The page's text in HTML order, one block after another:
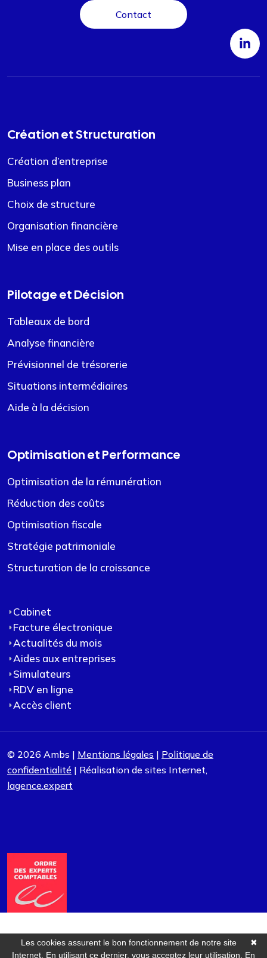
Contact
Création et Structuration
Création d’entreprise
Business plan
Choix de structure
Organisation financière
Mise en place des outils
Pilotage et Décision
Tableaux de bord
Analyse financière
Prévisionnel de trésorerie
Situations intermédiaires
Aide à la décision
Optimisation et Performance
Optimisation de la rémunération
Réduction des coûts
Optimisation fiscale
Stratégie patrimoniale
Structuration de la croissance
Cabinet
Facture électronique
Actualités du mois
Aides aux entreprises
Simulateurs
RDV en ligne
Accès client
© 2026 Ambs | Mentions légales | Politique de
confidentialité | Réalisation de sites Internet,
lagence.expert
✖
Les cookies assurent le bon fonctionnement de notre site
Internet. En utilisant ce dernier, vous acceptez leur utilisation. En